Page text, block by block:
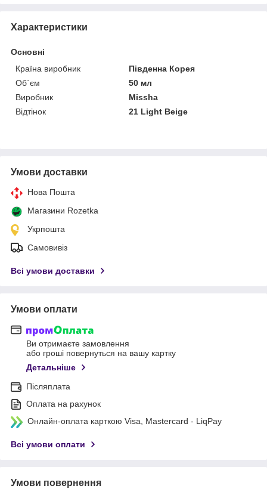
Характеристики
Основні
Країна виробник
Південна Корея
Об`єм
50 мл
Виробник
Missha
Відтінок
21 Light Beige
Умови доставки
Нова Пошта
Магазини Rozetka
Укрпошта
Самовивіз
Всі умови доставки
Умови оплати
Ви отримаєте замовлення
або гроші повернуться на вашу картку
Детальніше
Післяплата
Оплата на рахунок
Онлайн-оплата карткою Visa, Mastercard - LiqPay
Всі умови оплати
Умови повернення